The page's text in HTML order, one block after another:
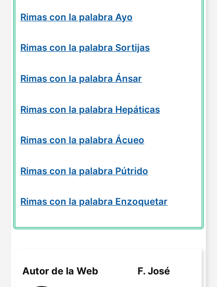
Rimas con la palabra Ayo
Rimas con la palabra Sortijas
Rimas con la palabra Ánsar
Rimas con la palabra Hepáticas
Rimas con la palabra Ácueo
Rimas con la palabra Pútrido
Rimas con la palabra Enzoquetar
Autor de la Web F. José